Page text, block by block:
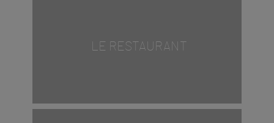
LE RESTAURANT